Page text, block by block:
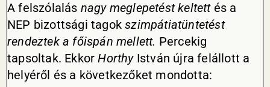
A felszólalás nagy meglepetést keltettés a
NEP bizottsági tagokszimpátiatüntetést
rendeztek a főispán mellett. Percekig
tapsoltak. EkkorHorthyIstván újra felállott a
helyéről és a következőket mondotta: